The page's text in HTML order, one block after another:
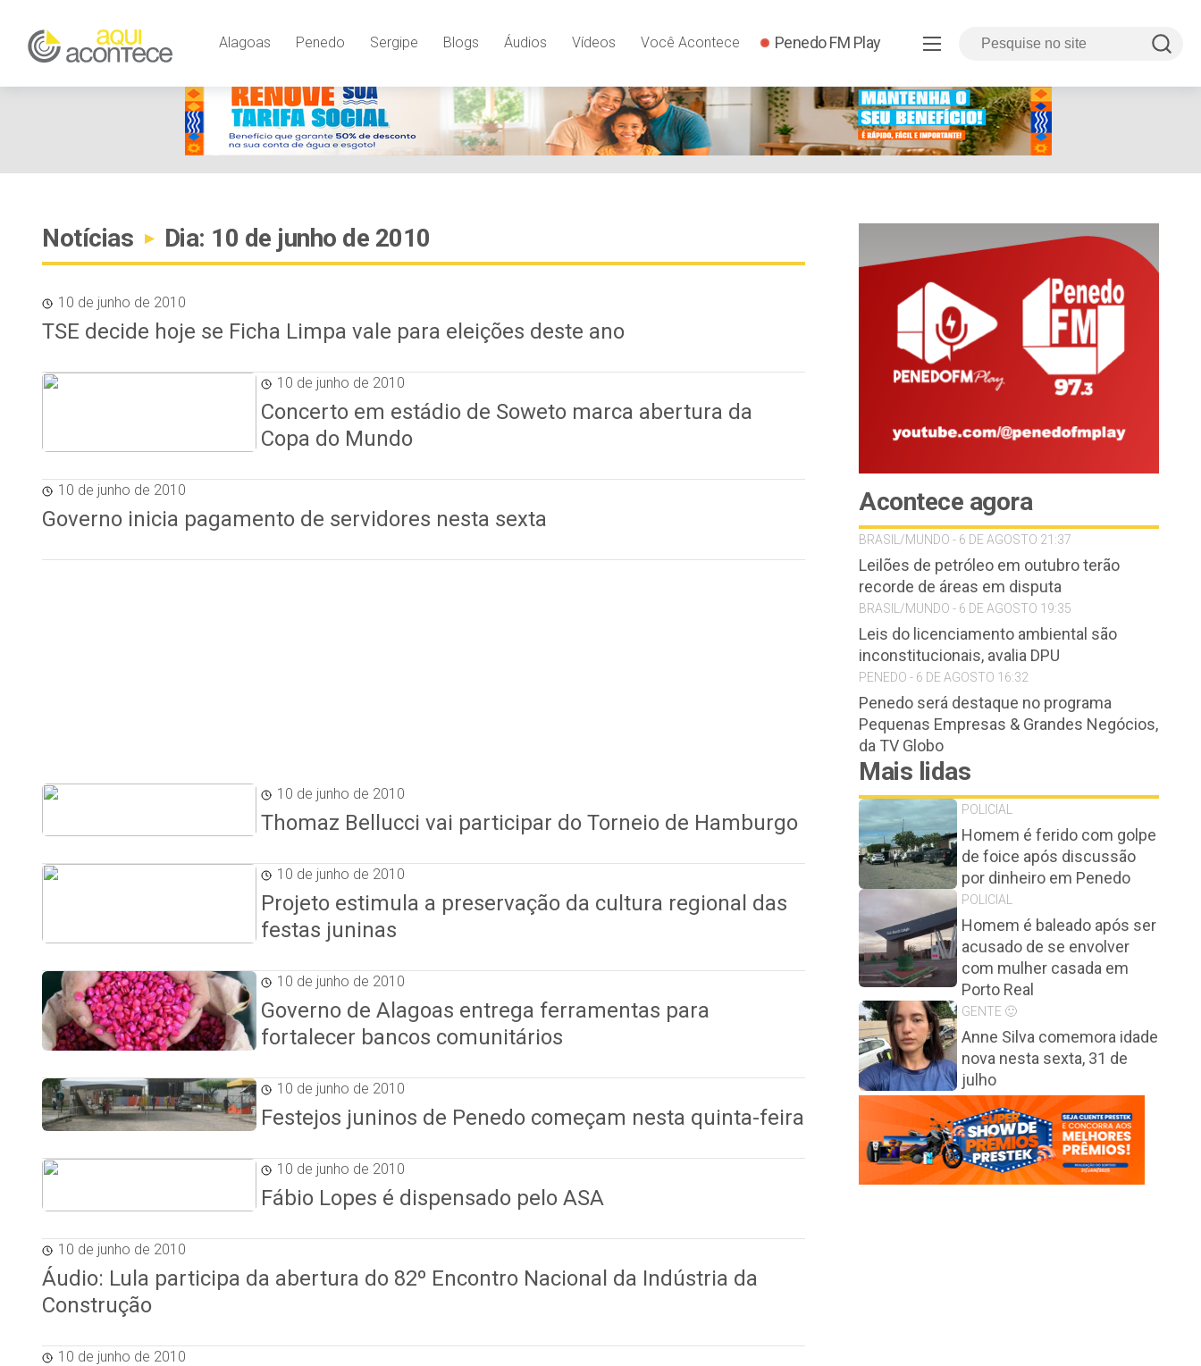
Alagoas Penedo Sergipe Blogs Áudios Vídeos Você Acontece Penedo FM Play
Notícias ▸ Dia: 10 de junho de 2010
10 de junho de 2010
TSE decide hoje se Ficha Limpa vale para eleições deste ano
10 de junho de 2010
Concerto em estádio de Soweto marca abertura da
Copa do Mundo
10 de junho de 2010
Governo inicia pagamento de servidores nesta sexta
10 de junho de 2010
Thomaz Bellucci vai participar do Torneio de Hamburgo
10 de junho de 2010
Projeto estimula a preservação da cultura regional das
festas juninas
10 de junho de 2010
Governo de Alagoas entrega ferramentas para
fortalecer bancos comunitários
10 de junho de 2010
Festejos juninos de Penedo começam nesta quinta-feira
10 de junho de 2010
Fábio Lopes é dispensado pelo ASA
10 de junho de 2010
Áudio: Lula participa da abertura do 82º Encontro Nacional da Indústria da
Construção
10 de junho de 2010
Acontece agora
BRASIL/MUNDO - 6 DE AGOSTO 21:37
Leilões de petróleo em outubro terão
recorde de áreas em disputa
BRASIL/MUNDO - 6 DE AGOSTO 19:35
Leis do licenciamento ambiental são
inconstitucionais, avalia DPU
PENEDO - 6 DE AGOSTO 16:32
Penedo será destaque no programa
Pequenas Empresas & Grandes Negócios,
da TV Globo
Mais lidas
POLICIAL
Homem é ferido com golpe
de foice após discussão
por dinheiro em Penedo
POLICIAL
Homem é baleado após ser
acusado de se envolver
com mulher casada em
Porto Real
GENTE 🙂
Anne Silva comemora idade
nova nesta sexta, 31 de
julho